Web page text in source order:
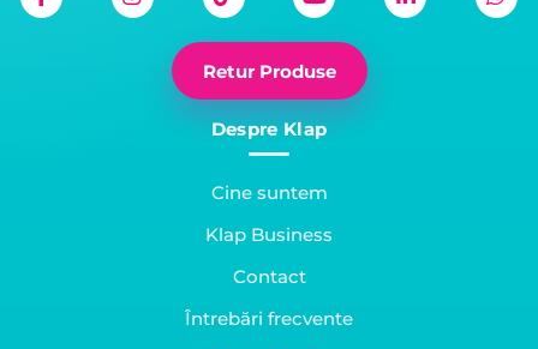
Retur Produse
Despre Klap
Cine suntem
Klap Business
Contact
Întrebări frecvente